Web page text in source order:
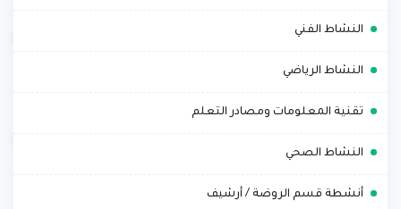
. النشاط الفني
. النشاط الرياضي
. تقنية المعلومات ومصادر التعلم
. النشاط الصحي
. أنشطة قسم الروضة / أرشيف